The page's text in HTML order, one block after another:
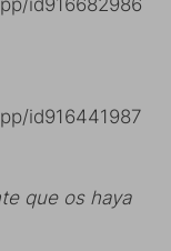
id916682986
id916441987
que os haya